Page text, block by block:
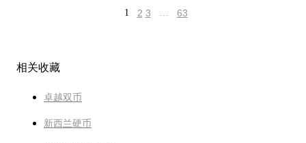
1 2 3 … 63
相关收藏
卓越双币
新西兰硬币